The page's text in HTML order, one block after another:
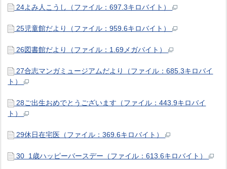
24よみ人こうし（ファイル：697.3キロバイト）
25児童館だより（ファイル：959.6キロバイト）
26図書館だより（ファイル：1.69メガバイト）
27合志マンガミュージアムだより（ファイル：685.3キロバイ
ト）
28ご出生おめでとうございます（ファイル：443.9キロバイ
ト）
29休日在宅医（ファイル：369.6キロバイト）
30 1歳ハッピーバースデー（ファイル：613.6キロバイト）